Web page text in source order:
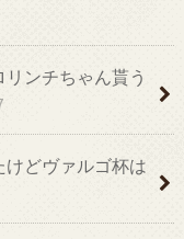
リンチちゃん貰う
けどヴァルゴ杯は